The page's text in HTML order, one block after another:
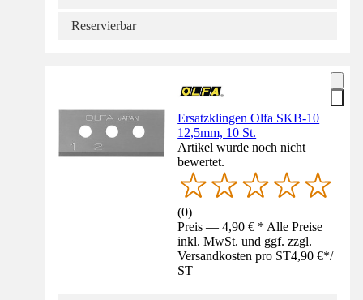
Reservierbar
Ersatzklingen Olfa SKB-10
12,5mm, 10 St.
Artikel wurde noch nicht
bewertet.
(0)
Preis — 4,90 € * Alle Preise
inkl. MwSt. und ggf. zzgl.
Versandkosten pro ST4,90 €*/
ST